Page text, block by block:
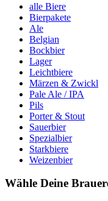
alle Biere
Bierpakete
Ale
Belgian
Bockbier
Lager
Leichtbiere
Märzen & Zwickl
Pale Ale / IPA
Pils
Porter & Stout
Sauerbier
Spezialbier
Starkbiere
Weizenbier
Wähle Deine